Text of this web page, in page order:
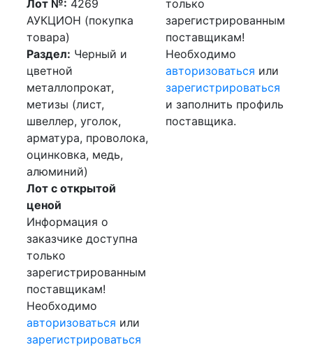
Лот №: 4269
АУКЦИОН (покупка
товара)
Раздел: Черный и
цветной
металлопрокат,
метизы (лист,
швеллер, уголок,
арматура, проволока,
оцинковка, медь,
алюминий)
Лот с открытой
ценой
Информация о
заказчике доступна
только
зарегистрированным
поставщикам!
Необходимо
авторизоваться или
зарегистрироваться
только
зарегистрированным
поставщикам!
Необходимо
авторизоваться или
зарегистрироваться
и заполнить профиль
поставщика.